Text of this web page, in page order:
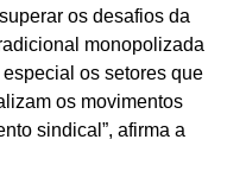
os desafios da
monopolizada
os setores que
os movimentos
sindical”, afirma a